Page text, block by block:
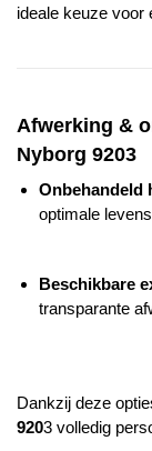
ideale keuze voor
Afwerking &
Nyborg 9203
Onbehandeld
optimale
Beschikbare
transparante
Dankzij deze
9203 volledig